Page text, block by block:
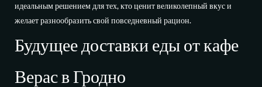
идеальным решением для тех, кто ценит великолепный вкус и
желает разнообразить свой повседневный рацион.
Будущее доставки еды от кафе
Верас в Гродно